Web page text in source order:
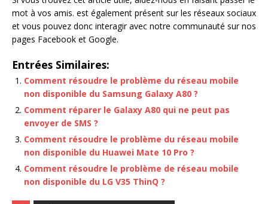
mot à vos amis. est également présent sur les réseaux sociaux
et vous pouvez donc interagir avec notre communauté sur nos
pages Facebook et Google.
Entrées Similaires:
Comment résoudre le problème du réseau mobile
non disponible du Samsung Galaxy A80 ?
Comment réparer le Galaxy A80 qui ne peut pas
envoyer de SMS ?
Comment résoudre le problème du réseau mobile
non disponible du Huawei Mate 10 Pro ?
Comment résoudre le problème de réseau mobile
non disponible du LG V35 ThinQ ?